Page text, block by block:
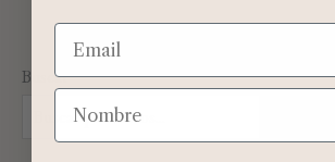
Buscar
Email
Nombre